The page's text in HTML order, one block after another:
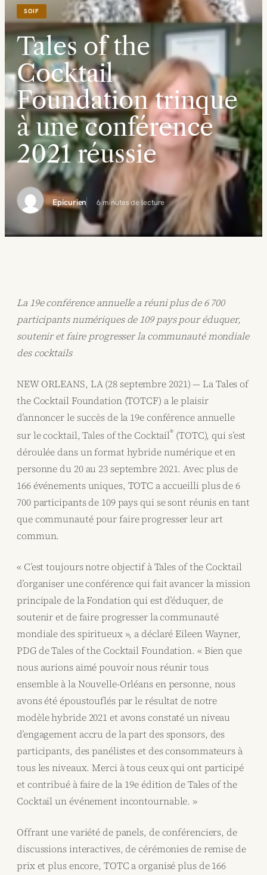
SOIF
Tales of the
Cocktail
Foundation trinque
à une conférence
2021 réussie
Epicurien 6 minutes de lecture
La 19e conférence annuelle a réuni plus de 6 700
participants numériques de 109 pays pour éduquer,
soutenir et faire progresser la communauté mondiale
des cocktails
NEW ORLEANS, LA (28 septembre 2021) — La Tales of
the Cocktail Foundation (TOTCF) a le plaisir
d’annoncer le succès de la 19e conférence annuelle
sur le cocktail, Tales of the Cocktail® (TOTC), qui s’est
déroulée dans un format hybride numérique et en
personne du 20 au 23 septembre 2021. Avec plus de
166 événements uniques, TOTC a accueilli plus de 6
700 participants de 109 pays qui se sont réunis en tant
que communauté pour faire progresser leur art
commun.
« C’est toujours notre objectif à Tales of the Cocktail
d’organiser une conférence qui fait avancer la mission
principale de la Fondation qui est d’éduquer, de
soutenir et de faire progresser la communauté
mondiale des spiritueux », a déclaré Eileen Wayner,
PDG de Tales of the Cocktail Foundation. « Bien que
nous aurions aimé pouvoir nous réunir tous
ensemble à la Nouvelle-Orléans en personne, nous
avons été époustouflés par le résultat de notre
modèle hybride 2021 et avons constaté un niveau
d’engagement accru de la part des sponsors, des
participants, des panélistes et des consommateurs à
tous les niveaux. Merci à tous ceux qui ont participé
et contribué à faire de la 19e édition de Tales of the
Cocktail un événement incontournable. »
Offrant une variété de panels, de conférenciers, de
discussions interactives, de cérémonies de remise de
prix et plus encore, TOTC a organisé plus de 166